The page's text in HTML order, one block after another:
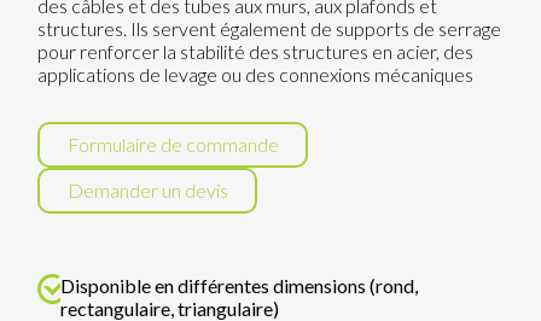
des câbles et des tubes aux murs, aux plafonds et
structures. Ils servent également de supports de serrage
pour renforcer la stabilité des structures en acier, des
applications de levage ou des connexions mécaniques
Formulaire de commande
Demander un devis
Disponible en différentes dimensions (rond,
rectangulaire, triangulaire)